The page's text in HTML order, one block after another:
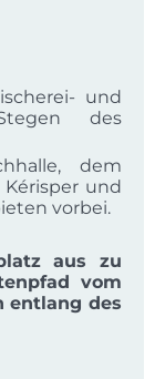
und
des
dem
und
vorbei.
aus zu
vom
entlang des